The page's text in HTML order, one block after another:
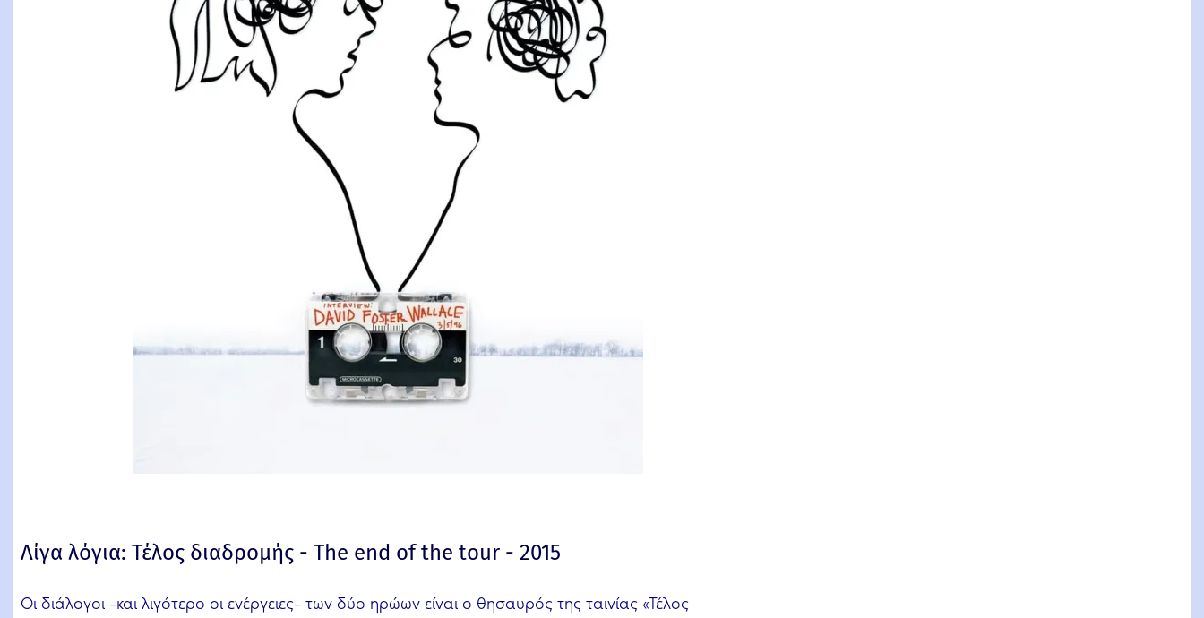
Λίγα λόγια: Τέλος διαδρομής - The end of the tour - 2015
Οι διάλογοι -και λιγότερο οι ενέργειες- των δύο ηρώων είναι ο θησαυρός της ταινίας «Τέλος